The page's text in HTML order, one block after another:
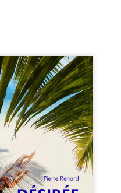
Pierre, jeune retraité,
qu’il est devenu une
femme métissée de
ans. À peine a-t-il
à apprivoiser ce
corps qu’Ange surgit
sa vie et fait vaciller
ses certitudes. Entre
est immédiate,
jusqu’à ce qu’un
familial fasse planer
: et s’ils étaient
demi-frère et ...